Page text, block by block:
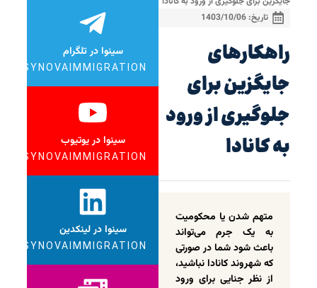
تاریخ:1403/10/06
راهکارهای
جایگزین برای
جلوگیری از ورود
به کانادا
متهم شدن یا محکومیت
به یک جرم می‌تواند
باعث شود شما در صورتی
که شهروند کانادا نباشید،
از نظر جنایی برای ورود
سینوا در تلگرام
SYNOVAIMMIGRATION
سینوا در یوتیوب
SYNOVAIMMIGRATION
سینوا در لینکدین
SYNOVAIMMIGRATION